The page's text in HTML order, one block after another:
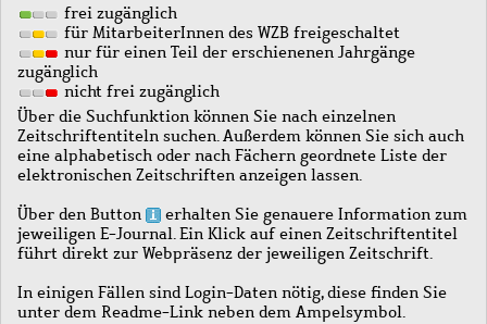
frei zugänglich
für MitarbeiterInnen des WZB freigeschaltet
nur für einen Teil der erschienenen Jahrgänge
zugänglich
nicht frei zugänglich
Über die Suchfunktion können Sie nach einzelnen
Zeitschriftentiteln suchen. Außerdem können Sie sich auch
eine alphabetisch oder nach Fächern geordnete Liste der
elektronischen Zeitschriften anzeigen lassen.
Über den Button
erhalten Sie genauere Information zum
jeweiligen E-Journal. Ein Klick auf einen Zeitschriftentitel
führt direkt zur Webpräsenz der jeweiligen Zeitschrift.
In einigen Fällen sind Login-Daten nötig, diese finden Sie
unter dem Readme-Link neben dem Ampelsymbol.